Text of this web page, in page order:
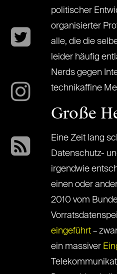
politischer
organisierter
alle, die die
leider häufig
Nerds gegen
technikaffine
Große
Eine Zeit lang
Datenschutz-
irgendwie
einen oder
2010 vom
eingeführt –
ein massiver